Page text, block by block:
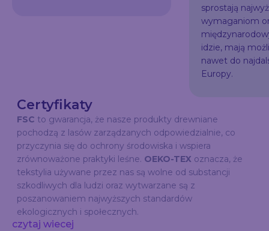
sprostają
wymaganiom
idzie, mają
nawet do
Europy.
Certyfikaty
FSC to gwarancja, że nasze produkty drewniane
pochodzą z lasów zarządzanych odpowiedzialnie, co
przyczynia się do ochrony środowiska i wspiera
zrównoważone praktyki leśne. OEKO-TEX oznacza, że
tekstylia używane przez nas są wolne od substancji
szkodliwych dla ludzi oraz wytwarzane są z
poszanowaniem najwyższych standardów
ekologicznych i społecznych.
czytaj wiecej